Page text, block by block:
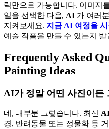
릭만으로 가능합니다. 이미지
일을 선택한 다음, AI 가 여러
지켜보세요. 지금 AI 여정을 시
예술 작품을 만들 수 있는지 발
Frequently Asked
Painting Ideas
AI가 정말 어떤 사진이든
네, 대부분 그렇습니다. 최신
경, 반려동물 또는 정물화 등